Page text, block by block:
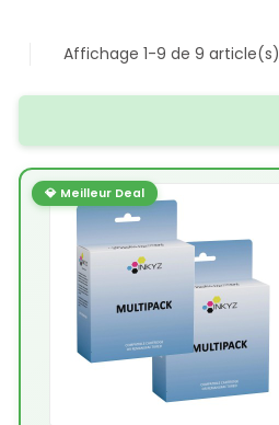
Affichage 1-9 de 9 article(s)
💎 Meilleur Deal